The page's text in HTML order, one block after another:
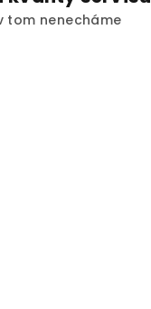
tom nenecháme